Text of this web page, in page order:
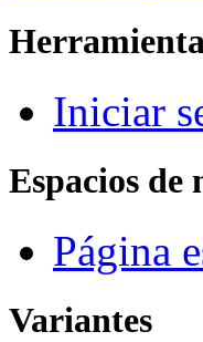
Iniciar
Espacios de
Página
Variantes